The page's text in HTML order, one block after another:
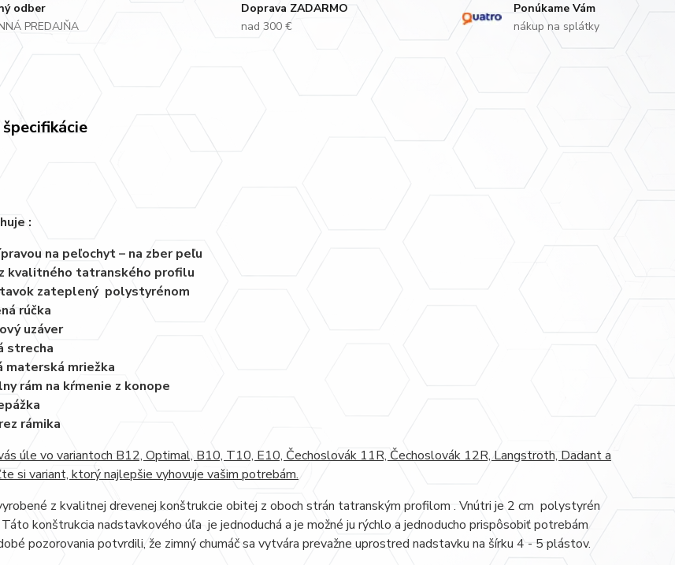
odber
PREDAJŇA
Doprava ZADARMO
nad 300 €
Ponúkame Vám
nákup na splátky
:
na peľochyt – na zber peľu
kvalitného tatranského profilu
zateplený polystyrénom
rúčka
uzáver
strecha
materská mriežka
rám na kŕmenie z konope
rámika
úle vo variantoch B12, Optimal, B10, T10, E10, Čechoslovák 11R, Čechoslovák 12R, Langstroth, Dadant a
si variant, ktorý najlepšie vyhovuje vašim potrebám.
z kvalitnej drevenej konštrukcie obitej z oboch strán tatranským profilom . Vnútri je 2 cm polystyrén
konštrukcia nadstavkového úľa je jednoduchá a je možné ju rýchlo a jednoducho prispôsobiť potrebám
pozorovania potvrdili, že zimný chumáč sa vytvára prevažne uprostred nadstavku na šírku 4 - 5 plástov.